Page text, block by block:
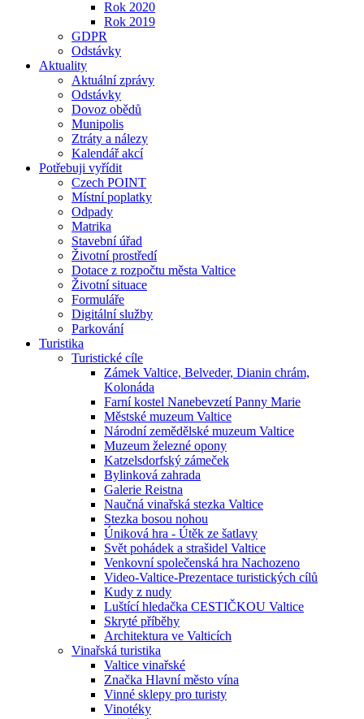
Rok 2020
Rok 2019
GDPR
Odstávky
Aktuality
Aktuální zprávy
Odstávky
Dovoz obědů
Munipolis
Ztráty a nálezy
Kalendář akcí
Potřebuji vyřídit
Czech POINT
Místní poplatky
Odpady
Matrika
Stavební úřad
Životní prostředí
Dotace z rozpočtu města Valtice
Životní situace
Formuláře
Digitální služby
Parkování
Turistika
Turistické cíle
Zámek Valtice, Belveder, Dianin chrám,
Kolonáda
Farní kostel Nanebevzetí Panny Marie
Městské muzeum Valtice
Národní zemědělské muzeum Valtice
Muzeum železné opony
Katzelsdorfský zámeček
Bylinková zahrada
Galerie Reistna
Naučná vinařská stezka Valtice
Stezka bosou nohou
Úniková hra - Útěk ze šatlavy
Svět pohádek a strašidel Valtice
Venkovní společenská hra Nachozeno
Video-Valtice-Prezentace turistických cílů
Kudy z nudy
Luštící hledačka CESTIČKOU Valtice
Skryté příběhy
Architektura ve Valticích
Vinařská turistika
Valtice vinařské
Značka Hlavní město vína
Vinné sklepy pro turisty
Vinotéky